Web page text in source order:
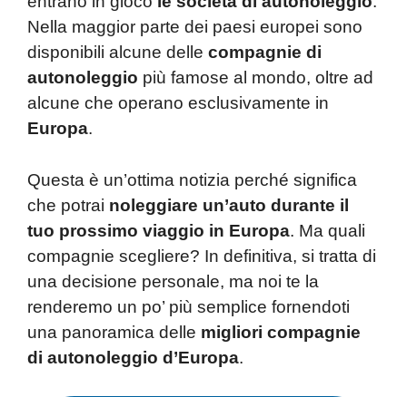
Nella maggior parte dei paesi europei sono
disponibili alcune delle compagnie di
autonoleggio più famose al mondo, oltre ad
alcune che operano esclusivamente in
Europa.
Questa è un’ottima notizia perché significa
che potrai noleggiare un’auto durante il
tuo prossimo viaggio in Europa. Ma quali
compagnie scegliere? In definitiva, si tratta di
una decisione personale, ma noi te la
renderemo un po’ più semplice fornendoti
una panoramica delle migliori compagnie
di autonoleggio d’Europa.